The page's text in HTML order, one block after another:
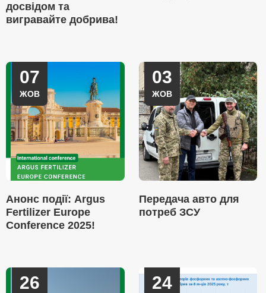
досвідом та
вигравайте добрива!
07
ЖОВ
Анонс події: Argus
Fertilizer Europe
Conference 2025!
03
ЖОВ
Передача авто для
потреб ЗСУ
26 24